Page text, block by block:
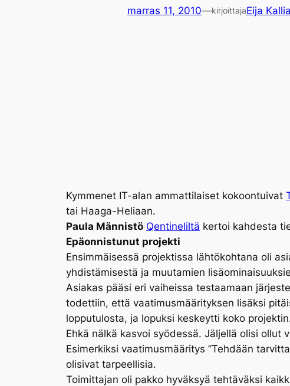
marras 11, 2010—kirjoittajaEija
Kymmenet IT-alan ammattilaiset kokoontuivat
tai Haaga-Heliaan.
Paula Männistö Qentineliltä kertoi kahdesta
Epäonnistunut projekti
Ensimmäisessä projektissa lähtökohtana oli
yhdistämisestä ja muutamien
Asiakas pääsi eri vaiheissa testaamaan
todettiin, että vaatimusmäärityksen lisäksi
lopputulosta, ja lopuksi keskeytti koko
Ehkä nälkä kasvoi syödessä. Jäljellä olisi
Esimerkiksi vaatimusmääritys ”Tehdään
olisivat tarpeellisia.
Toimittajan oli pakko hyväksyä tehtäväksi